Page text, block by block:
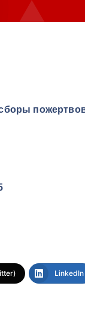
LinkedIn